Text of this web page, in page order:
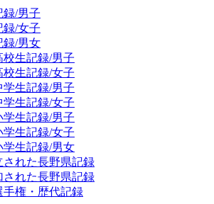
録/男子
録/女子
録/男女
校生記録/男子
校生記録/女子
学生記録/男子
学生記録/女子
学生記録/男子
学生記録/女子
学生記録/男女
された長野県記録
された長野県記録
手権・歴代記録